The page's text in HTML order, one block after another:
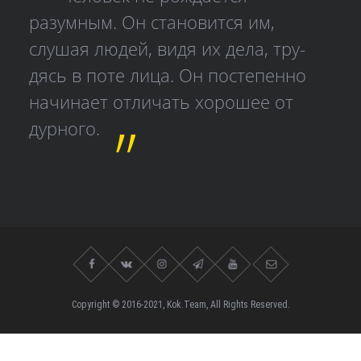
разумным. Он становится им,
слушая людей, видя их дела, тру­
дясь в поте лица. Он постепенно
начинает отличать хорошее от
дурного.
Copyright © 2016-2021, Kok.Team, All Rights Reserved.